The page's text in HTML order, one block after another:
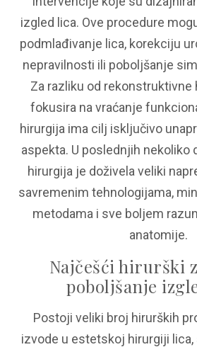
izgled lica. Ove procedure
podmlađivanje lica, korekciju
nepravilnosti ili poboljšanje
Za razliku od rekonstruktivne
fokusira na vraćanje
hirurgija ima cilj isključivo
aspekta. U poslednjih nekoliko
hirurgija je doživela veliki
savremenim tehnologijama,
metodama i sve boljem
anatomije.
Najčešći hirurški
poboljšanje
Postoji veliki broj hirurških
izvode u estetskoj hirurgiji lica,